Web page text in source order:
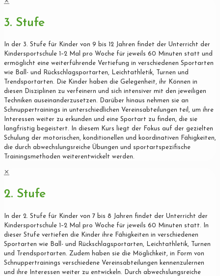
3. Stufe
In der 3. Stufe für Kinder von 9 bis 12 Jahren findet der Unterricht der
Kindersportschule 1–2 Mal pro Woche für jeweils 60 Minuten statt und
ermöglicht eine weiterführende Vertiefung in verschiedenen Sportarten
wie Ball- und Rückschlagsportarten, Leichtathletik, Turnen und
Trendsportarten. Die Kinder haben die Gelegenheit, ihr Können in
diesen Disziplinen zu verfeinern und sich intensiver mit den jeweiligen
Techniken auseinanderzusetzen. Darüber hinaus nehmen sie an
Schnuppertrainings in unterschiedlichen Vereinsabteilungen teil, um ihre
Interessen weiter zu erkunden und eine Sportart zu finden, die sie
langfristig begeistert. In diesem Kurs liegt der Fokus auf der gezielten
Schulung der motorischen, konditionellen und koordinativen Fähigkeiten,
die durch abwechslungsreiche Übungen und sportartspezifische
Trainingsmethoden weiterentwickelt werden.
✕
2. Stufe
In der 2. Stufe für Kinder von 7 bis 8 Jahren findet der Unterricht der
Kindersportschule 1–2 Mal pro Woche für jeweils 60 Minuten statt. In
dieser Stufe vertiefen die Kinder ihre Fähigkeiten in verschiedenen
Sportarten wie Ball- und Rückschlagsportarten, Leichtathletik, Turnen
und Trendsportarten. Zudem haben sie die Möglichkeit, in Form von
Schnuppertrainings verschiedene Vereinsabteilungen kennenzulernen
und ihre Interessen weiter zu entwickeln. Durch abwechslungsreiche